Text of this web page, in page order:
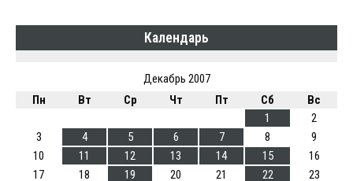
Календарь
Декабрь 2007
Пн
Вт Ср Чт Пт Сб
Вс
1
2
3
4 5 6 7 8
9
10
11 12 13 14 15
16
17
18 19 20 21 22
23